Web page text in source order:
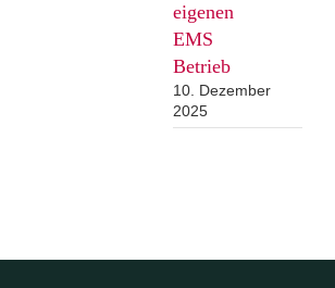
eigenen
EMS
Betrieb
10. Dezember
2025